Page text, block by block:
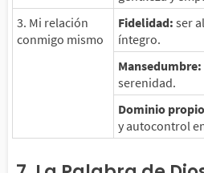
3. Mi relación
conmigo mismo
Fidelidad: ser
íntegro.
Mansedumbre:
serenidad.
Dominio
y autocontrol